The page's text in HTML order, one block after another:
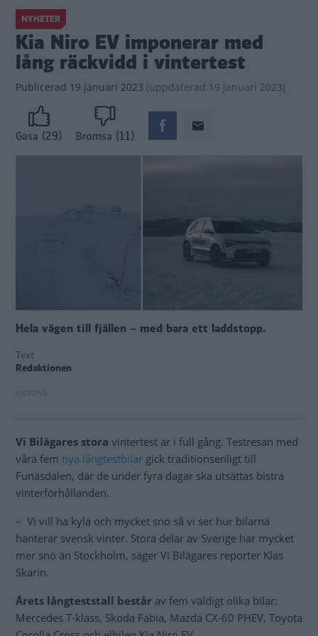
NYHETER
Kia Niro EV imponerar med
lång räckvidd i vintertest
Publicerad 19 januari 2023 (uppdaterad 19 januari 2023)
Gasa (29) Bromsa (11)
Hela vägen till fjällen – med bara ett laddstopp.
Text
Redaktionen
Vi Bilägares stora vintertest är i full gång. Testresan med
våra fem nya långtestbilar gick traditionsenligt till
Funäsdalen, där de under fyra dagar ska utsättas bistra
vinterförhållanden.
– Vi vill ha kyla och mycket snö så vi ser hur bilarna
hanterar svensk vinter. Stora delar av Sverige har mycket
mer snö än Stockholm, säger Vi Bilägares reporter Klas
Skarin.
Årets långteststall består av fem väldigt olika bilar:
Mercedes T-klass, Skoda Fabia, Mazda CX-60 PHEV, Toyota